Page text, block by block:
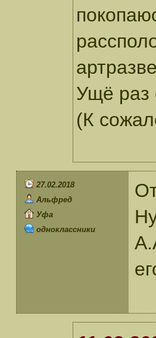
Ущё раз
(К
27.02.2018
Альфред
Уфа
одноклассники